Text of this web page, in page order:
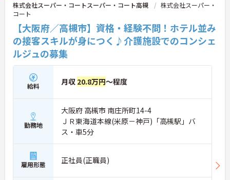
株式会社スーパー・コートスーパー・コート高槻
株式会社スーパー・
コート
【大阪府／高槻市】資格・経験不問！ホテル並み
の接客スキルが身につく♪介護施設でのコンシェ
ルジュの募集
給料 月収 20.8万円～程度
勤務地
大阪府 高槻市 南庄所町14-4
ＪＲ東海道本線(米原－神戸)「高槻駅」バ
ス・車5分
雇用形態 正社員(正職員)